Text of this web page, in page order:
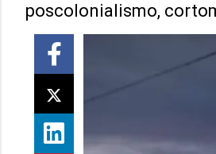
poscolonialismo,